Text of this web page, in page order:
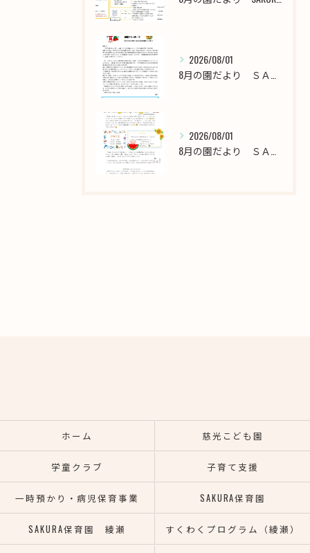
2026/08/01
2026/08/01
ホーム 慈光こども園
学童クラブ 子育て支援
一時預かり・病児保育事業 SAKURA保育園
SAKURA保育園 綾瀬 すくわくプログラム（綾瀬）